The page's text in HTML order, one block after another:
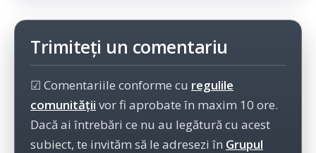
Trimiteți un comentariu
☑ Comentariile conforme cu regulile
comunității vor fi aprobate în maxim 10 ore.
Dacă ai întrebări ce nu au legătură cu acest
subiect, te invităm să le adresezi în Grupul